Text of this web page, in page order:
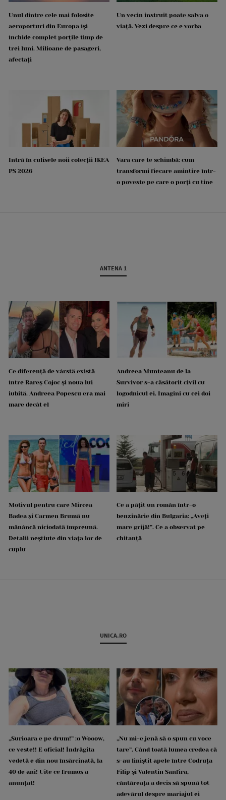
Unul dintre cele mai folosite
aeroporturi din Europa își
închide complet porțile timp de
trei luni. Milioane de pasageri,
afectați
Un vecin instruit poate salva o
viață. Vezi despre ce e vorba
Intră în culisele noii colecții IKEA
PS 2026
Vara care te schimbă: cum
transformi fiecare amintire într-
o poveste pe care o porți cu tine
ANTENA 1
Ce diferență de vârstă există
între Rareș Cojoc și noua lui
iubită. Andreea Popescu era mai
mare decât el
Andreea Munteanu de la
Survivor s-a căsătorit civil cu
logodnicul ei. Imagini cu cei doi
miri
Motivul pentru care Mircea
Badea și Carmen Brumă nu
mănâncă niciodată împreună.
Detalii neștiute din viața lor de
cuplu
Ce a pățit un român într-o
benzinărie din Bulgaria: „Aveți
mare grijă!”. Ce a observat pe
chitanță
UNICA.RO
„Surioara e pe drum!” :o Wooow,
ce veste!! E oficial! Îndrăgita
vedetă e din nou însărcinată, la
40 de ani! Uite ce frumos a
anunțat!
„Nu mi-e jenă să o spun cu voce
tare”. Când toată lumea credea că
s-au liniștit apele între Codruța
Filip și Valentin Sanfira,
cântăreața a decis să spună tot
adevărul despre mariajul ei